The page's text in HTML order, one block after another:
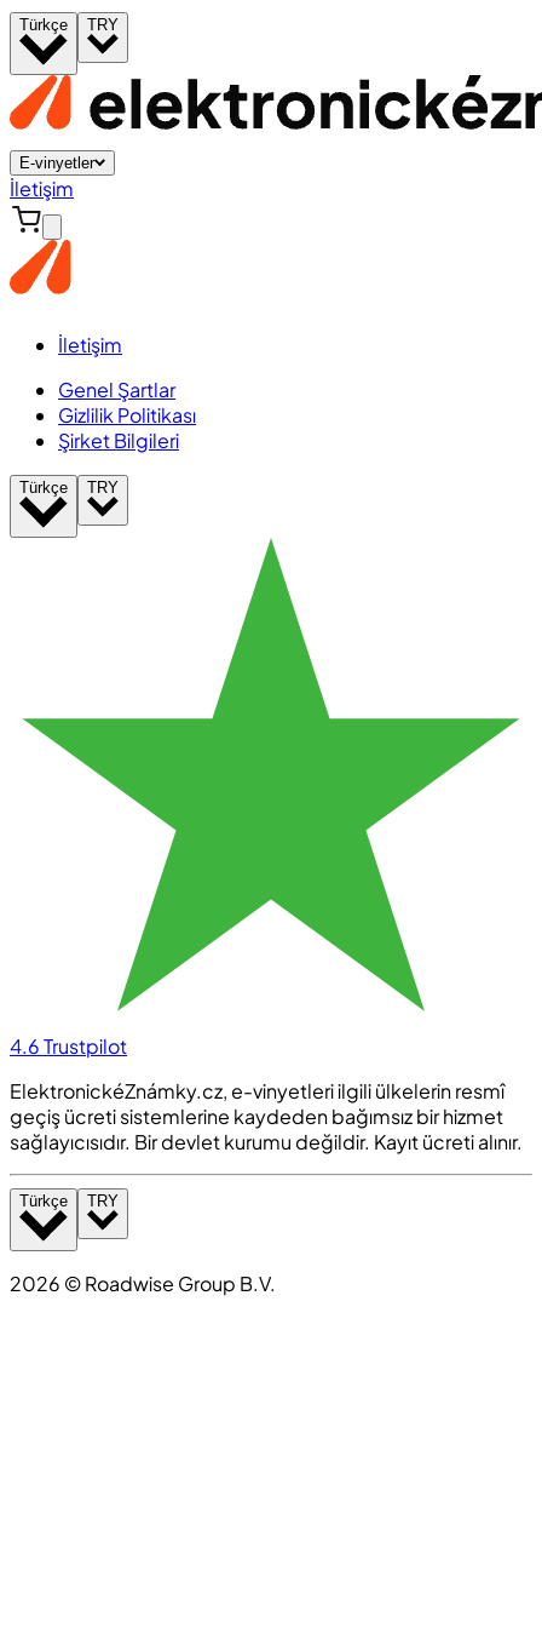
Türkçe TRY
E-vinyetler
İletişim
İletişim
Genel Şartlar
Gizlilik Politikası
Şirket Bilgileri
Türkçe TRY
4.6Trustpilot
ElektronickéZnámky.cz, e-vinyetleri ilgili ülkelerin resmî
geçiş ücreti sistemlerine kaydeden bağımsız bir hizmet
sağlayıcısıdır. Bir devlet kurumu değildir. Kayıt ücreti alınır.
Türkçe TRY
2026 ©Roadwise Group B.V.